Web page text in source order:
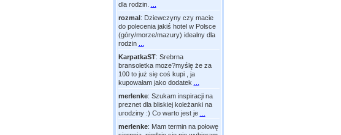
dla rodzin.
rozmal: Dziewczyny czy macie
do polecenia jakiś hotel w Polsce
(góry/morze/mazury) idealny dla
rodzin
KarpatkaST: Srebrna
bransoletka moze?myślę że za
100 to już się coś kupi , ja
kupowałam jako dodatek
merlenke: Szukam inspiracji na
preznet dla bliskiej koleżanki na
urodziny :) Co warto jest je
merlenke: Mam termin na połowę